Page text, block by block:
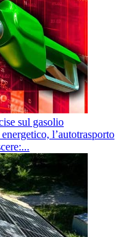
sul gasolio
l’autotrasporto